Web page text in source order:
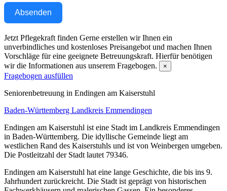
Absenden
Jetzt Pflegekraft finden Gerne erstellen wir Ihnen ein
unverbindliches und kostenloses Preisangebot und machen Ihnen
Vorschläge für eine geeignete Betreuungskraft. Hierfür benötigen
wir die Informationen aus unserem Fragebogen.
×
Fragebogen ausfüllen
Senioren­betreuung in Endingen am Kaiserstuhl
Baden-Württemberg Landkreis Emmendingen
Endingen am Kaiserstuhl ist eine Stadt im Landkreis Emmendingen
in Baden-Württemberg. Die idyllische Gemeinde liegt am
westlichen Rand des Kaiserstuhls und ist von Weinbergen umgeben.
Die Postleitzahl der Stadt lautet 79346.
Endingen am Kaiserstuhl hat eine lange Geschichte, die bis ins 9.
Jahrhundert zurückreicht. Die Stadt ist geprägt von historischen